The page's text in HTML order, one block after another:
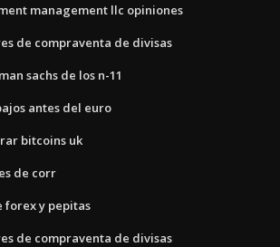
management llc opiniones
de compraventa de divisas
sachs de los n-11
antes del euro
bitcoins uk
de corr
forex y pepitas
de compraventa de divisas